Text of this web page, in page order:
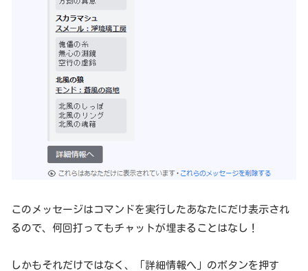
このメッセージはコマンドを実行したあなたにだけ表示され
るので、何回打ってもチャットが埋まることはなし！
しかもそれだけではなく、「詳細情報へ」のボタンを押す